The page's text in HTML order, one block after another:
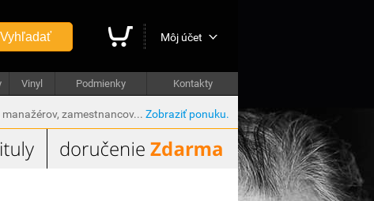
Vyhľadať Môj účet
Vinyl Podmienky Kontakty
zamestnancov... Zobraziť ponuku.